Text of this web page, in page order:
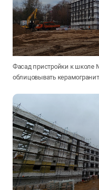
Фасад пристройки к школе
облицовывать